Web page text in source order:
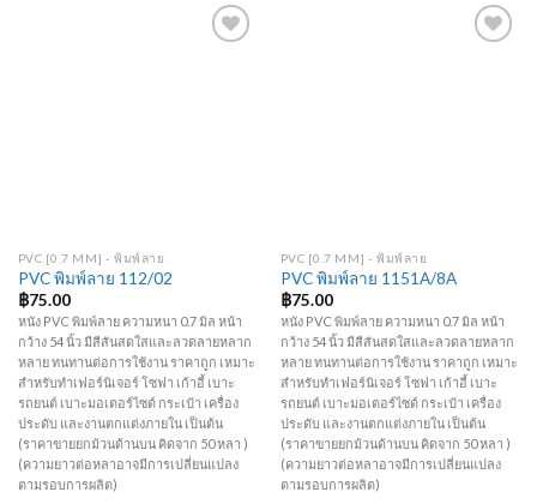
PVC [0.7 MM] - พิมพ์ลาย
PVC พิมพ์ลาย 112/02
฿75.00
หนัง PVC พิมพ์ลาย ความหนา 0.7 มิล หน้า
กว้าง 54 นิ้ว มีสีสันสดใสและลวดลายหลาก
หลาย ทนทานต่อการใช้งาน ราคาถูก เหมาะ
สำหรับทำเฟอร์นิเจอร์ โซฟา เก้าอี้ เบาะ
รถยนต์ เบาะมอเตอร์ไซด์ กระเป๋า เครื่อง
ประดับ และงานตกแต่งภายใน เป็นต้น
(ราคาขายยกม้วนด้านบน คิดจาก 50 หลา )
(ความยาวต่อหลาอาจมีการเปลี่ยนแปลง
ตามรอบการผลิต)
PVC [0.7 MM] - พิมพ์ลาย
PVC พิมพ์ลาย 1151A/8A
฿75.00
หนัง PVC พิมพ์ลาย ความหนา 0.7 มิล หน้า
กว้าง 54 นิ้ว มีสีสันสดใสและลวดลายหลาก
หลาย ทนทานต่อการใช้งาน ราคาถูก เหมาะ
สำหรับทำเฟอร์นิเจอร์ โซฟา เก้าอี้ เบาะ
รถยนต์ เบาะมอเตอร์ไซด์ กระเป๋า เครื่อง
ประดับ และงานตกแต่งภายใน เป็นต้น
(ราคาขายยกม้วนด้านบน คิดจาก 50 หลา )
(ความยาวต่อหลาอาจมีการเปลี่ยนแปลง
ตามรอบการผลิต)